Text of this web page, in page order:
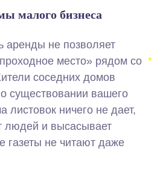
малого бизнеса
аренды не позволяет
место» рядом со
соседних домов
существовании вашего
листовок ничего не дает,
людей и высасывает
газеты не читают даже